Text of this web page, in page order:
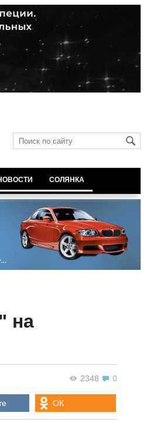
СОЛЯНКА
на
2348 0
ОК